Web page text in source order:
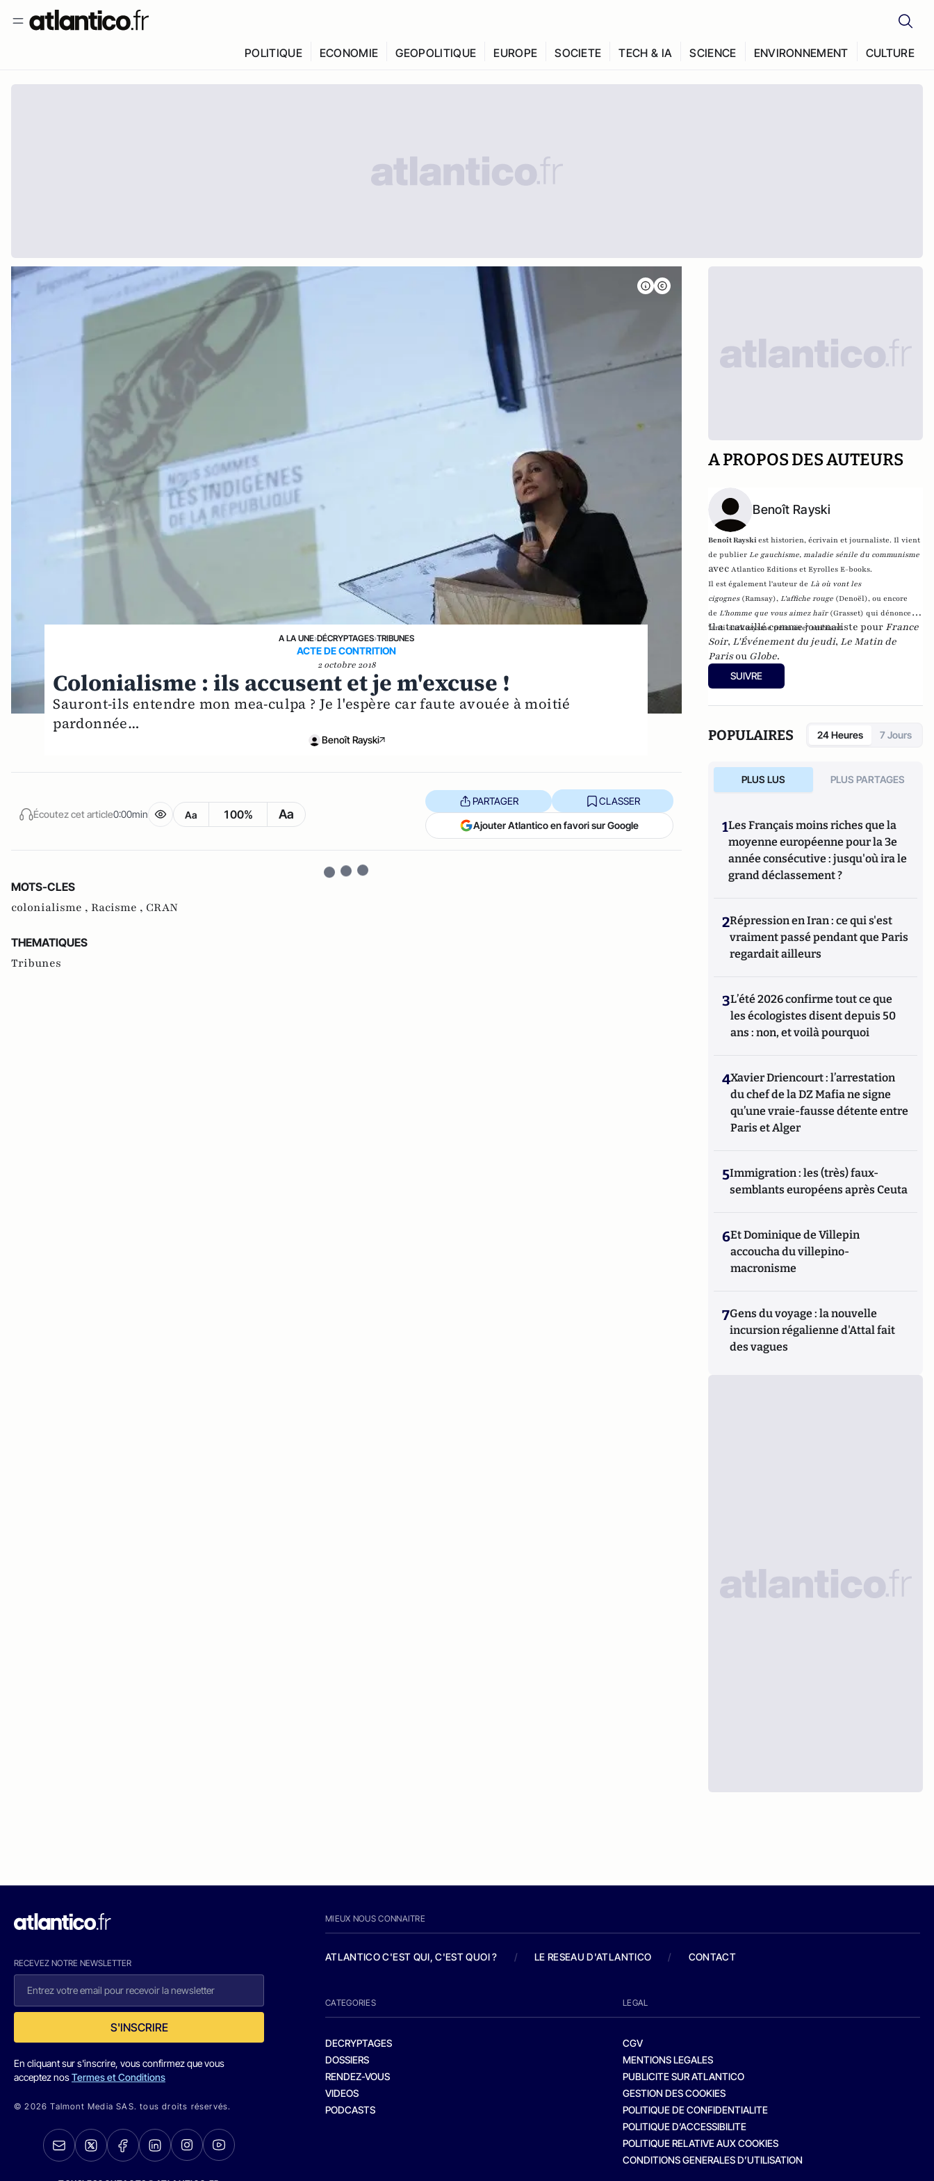
POLITIQUE ECONOMIE GEOPOLITIQUE EUROPE SOCIETE TECH & IA SCIENCE ENVIRONNEMENT CULTURE
A LA UNE›DÉCRYPTAGES›TRIBUNES
ACTE DE CONTRITION
2 octobre 2018
Colonialisme : ils accusent et je m'excuse !
Sauront-ils entendre mon mea-culpa ? Je l'espère car faute avouée à moitié
pardonnée…
Benoît Rayski
Écoutez cet article0:00min Aa 100% Aa
PARTAGER CLASSER
Ajouter Atlantico en favori sur Google
MOTS-CLES
colonialisme , Racisme , CRAN
THEMATIQUES
Tribunes
A PROPOS DES AUTEURS
Benoît Rayski
Benoît Rayskiest historien, écrivain et journaliste. Il vient
de publierLe gauchisme, maladie sénile du communisme
avecAtlantico Editions et Eyrolles E-books.
Il est également l'auteur deLà où vont les
cigognes (Ramsay),L'affiche rouge (Denoël), ou encore
deL'homme que vous aimez haïr (Grasset) qui dénonce l'
"anti-sarkozysme primaire" ambiant.
Il a travaillé comme journaliste pour France
Soir, L'Événement du jeudi, Le Matin de
Parisou Globe.
SUIVRE
POPULAIRES 24 Heures 7 Jours
PLUS LUS PLUS PARTAGES
1Les Français moins riches que la
moyenne européenne pour la 3e
année consécutive : jusqu'où ira le
grand déclassement ?
2Répression en Iran : ce qui s'est
vraiment passé pendant que Paris
regardait ailleurs
3L’été 2026 confirme tout ce que
les écologistes disent depuis 50
ans : non, et voilà pourquoi
4Xavier Driencourt : l’arrestation
du chef de la DZ Mafia ne signe
qu’une vraie-fausse détente entre
Paris et Alger
5Immigration : les (très) faux-
semblants européens après Ceuta
6Et Dominique de Villepin
accoucha du villepino-
macronisme
7Gens du voyage : la nouvelle
incursion régalienne d'Attal fait
des vagues
RECEVEZ NOTRE NEWSLETTER
S'INSCRIRE
En cliquant sur s'inscrire, vous confirmez que vous
acceptez nosTermes et Conditions
© 2026 Talmont Media SAS. tous droits réservés.
MIEUX NOUS CONNAITRE
ATLANTICO C'EST QUI, C'EST QUOI ? / LE RESEAU D'ATLANTICO / CONTACT
CATEGORIES
DECRYPTAGES
DOSSIERS
RENDEZ-VOUS
VIDEOS
PODCASTS
LEGAL
CGV
MENTIONS LEGALES
PUBLICITE SUR ATLANTICO
GESTION DES COOKIES
POLITIQUE DE CONFIDENTIALITE
POLITIQUE D’ACCESSIBILITE
POLITIQUE RELATIVE AUX COOKIES
CONDITIONS GENERALES D’UTILISATION